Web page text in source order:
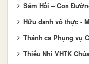
Sám Hối – Con
Hữu danh vô thực -
Thánh ca Phụng vụ
Thiếu Nhi VHTK